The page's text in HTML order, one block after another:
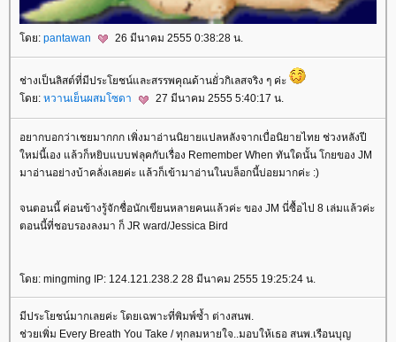
ดย: pantawan 26 มีนาคม 2555 0:38:28 น.
ช่างเป็นลิสต์ที่มีประโยชน์และสรรพคุณด้านยั่วกิเลสจริง ๆ ค่ะ
ดย: หวานเย็นผสมโซดา 27 มีนาคม 2555 5:40:17 น.
อยากบอกว่าเชยมากกก เพิ่งมาอ่านนิยายแปลหลังจากเบื่อนิยายไทย ช่วงหลังปี
หม่นี้เอง แล้วก็หยิบแบบฟลุคกับเรื่อง Remember When ทันใดนั้น โกยของ JM
มาอ่านอย่างบ้าคลั่งเลยค่ะ แล้วก็เข้ามาอ่านในบล็อกนี้บ่อยมากค่ะ :)
จนตอนนี้ ค่อนข้างรู้จักชื่อนักเขียนหลายคนแล้วค่ะ ของ JM นี่ซื้อไป 8 เล่มแล้วค่ะ
ตอนนี้ที่ชอบรองลงมา ก็ JR ward/Jessica Bird
ดย: mingming IP: 124.121.238.2 28 มีนาคม 2555 19:25:24 น.
มีประโยชน์มากเลยค่ะ โดยเฉพาะที่พิมพ์ซ้ำ ต่างสนพ.
ช่วยเพิ่ม Every Breath You Take / ทุกลมหายใจ..มอบให้เธอ สนพ.เรือนบุญ